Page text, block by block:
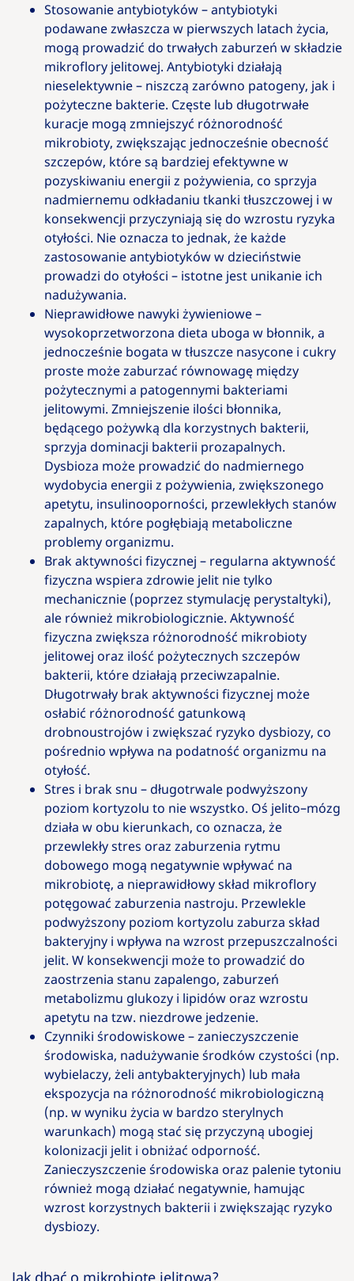
Stosowanie antybiotyków – antybiotyki
podawane zwłaszcza w pierwszych latach życia,
mogą prowadzić do trwałych zaburzeń w składzie
mikroflory jelitowej. Antybiotyki działają
nieselektywnie – niszczą zarówno patogeny, jak i
pożyteczne bakterie. Częste lub długotrwałe
kuracje mogą zmniejszyć różnorodność
mikrobioty, zwiększając jednocześnie obecność
szczepów, które są bardziej efektywne w
pozyskiwaniu energii z pożywienia, co sprzyja
nadmiernemu odkładaniu tkanki tłuszczowej i w
konsekwencji przyczyniają się do wzrostu ryzyka
otyłości. Nie oznacza to jednak, że każde
zastosowanie antybiotyków w dzieciństwie
prowadzi do otyłości – istotne jest unikanie ich
nadużywania.
Nieprawidłowe nawyki żywieniowe –
wysokoprzetworzona dieta uboga w błonnik, a
jednocześnie bogata w tłuszcze nasycone i cukry
proste może zaburzać równowagę między
pożytecznymi a patogennymi bakteriami
jelitowymi. Zmniejszenie ilości błonnika,
będącego pożywką dla korzystnych bakterii,
sprzyja dominacji bakterii prozapalnych.
Dysbioza może prowadzić do nadmiernego
wydobycia energii z pożywienia, zwiększonego
apetytu, insulinooporności, przewlekłych stanów
zapalnych, które pogłębiają metaboliczne
problemy organizmu.
Brak aktywności fizycznej – regularna aktywność
fizyczna wspiera zdrowie jelit nie tylko
mechanicznie (poprzez stymulację perystaltyki),
ale również mikrobiologicznie. Aktywność
fizyczna zwiększa różnorodność mikrobioty
jelitowej oraz ilość pożytecznych szczepów
bakterii, które działają przeciwzapalnie.
Długotrwały brak aktywności fizycznej może
osłabić różnorodność gatunkową
drobnoustrojów i zwiększać ryzyko dysbiozy, co
pośrednio wpływa na podatność organizmu na
otyłość.
Stres i brak snu – długotrwale podwyższony
poziom kortyzolu to nie wszystko. Oś jelito–mózg
działa w obu kierunkach, co oznacza, że
przewlekły stres oraz zaburzenia rytmu
dobowego mogą negatywnie wpływać na
mikrobiotę, a nieprawidłowy skład mikroflory
potęgować zaburzenia nastroju. Przewlekle
podwyższony poziom kortyzolu zaburza skład
bakteryjny i wpływa na wzrost przepuszczalności
jelit. W konsekwencji może to prowadzić do
zaostrzenia stanu zapalengo, zaburzeń
metabolizmu glukozy i lipidów oraz wzrostu
apetytu na tzw. niezdrowe jedzenie.
Czynniki środowiskowe – zanieczyszczenie
środowiska, nadużywanie środków czystości (np.
wybielaczy, żeli antybakteryjnych) lub mała
ekspozycja na różnorodność mikrobiologiczną
(np. w wyniku życia w bardzo sterylnych
warunkach) mogą stać się przyczyną ubogiej
kolonizacji jelit i obniżać odporność.
Zanieczyszczenie środowiska oraz palenie tytoniu
również mogą działać negatywnie, hamując
wzrost korzystnych bakterii i zwiększając ryzyko
dysbiozy.